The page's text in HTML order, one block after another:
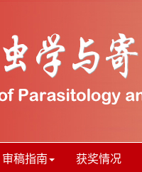
审稿指南 获奖情况